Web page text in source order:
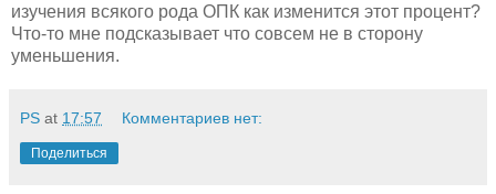
изучения всякого рода ОПК как изменится этот процент?
Что-то мне подсказывает что совсем не в сторону
уменьшения.
PS at 17:57 Комментариев нет:
Поделиться